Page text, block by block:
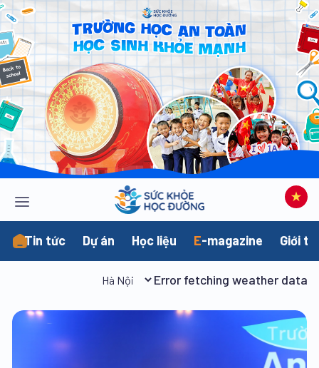
Tin tức Dự án Học liệu E-magazine Giới
Error fetching weather data